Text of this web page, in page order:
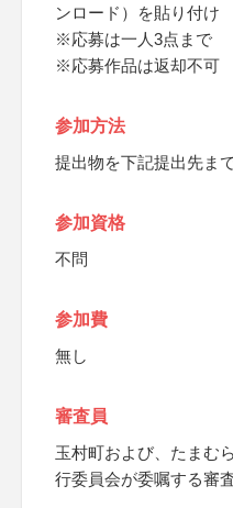
ンロード）を貼り付け
※応募は一人3点まで
※応募作品は返却不可
参加方法
提出物を下記提出先ま
参加資格
不問
参加費
無し
審査員
玉村町および、たまむ
行委員会が委嘱する審